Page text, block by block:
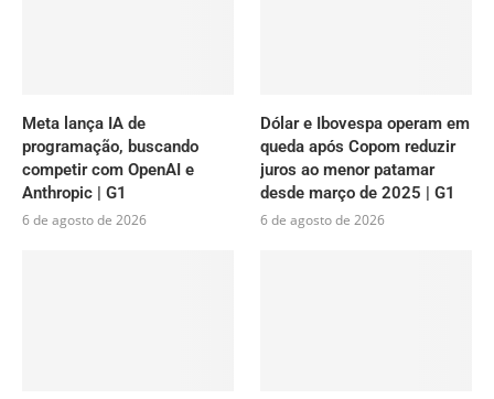
Meta lança IA de
programação, buscando
competir com OpenAI e
Anthropic | G1
6 de agosto de 2026
Dólar e Ibovespa operam em
queda após Copom reduzir
juros ao menor patamar
desde março de 2025 | G1
6 de agosto de 2026